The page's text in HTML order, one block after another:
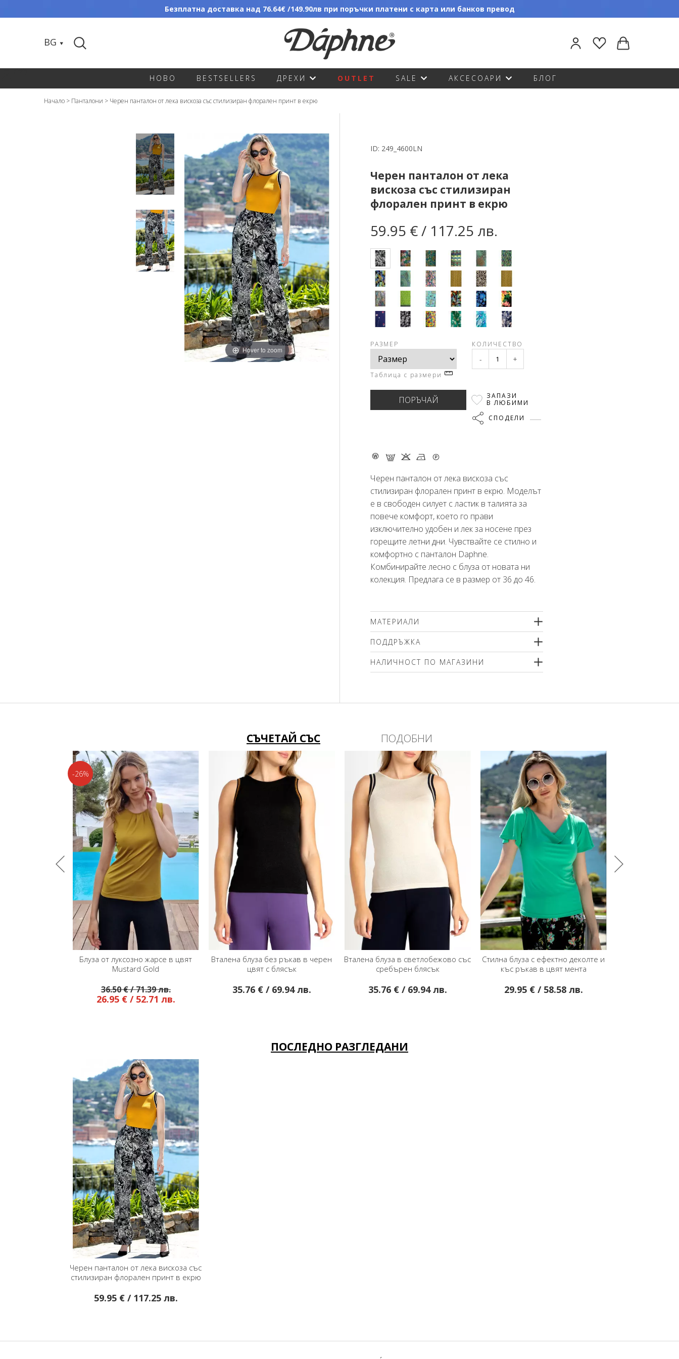
Безплатна доставка над 76.64€ /149.90лв при поръчки платени с карта или банков превод
BG
НОВО BESTSELLERS ДРЕХИ OUTLET SALE АКСЕСОАРИ БЛОГ
Начало > Панталони > Черен панталон от лека вискоза със стилизиран флорален принт в екрю
Hover to zoom
ID: 249_4600LN
Черен панталон от лека
вискоза със стилизиран
флорален принт в екрю
59.95 € / 117.25 лв.
РАЗМЕР
Таблица с размери
КОЛИЧЕСТВО
- +
ЗАПАЗИ
В ЛЮБИМИ
СПОДЕЛИ
- G K N Q
Черен панталон от лека вискоза със
стилизиран флорален принт в екрю. Моделът
е в свободен силует с ластик в талията за
повече комфорт, което го прави
изключително удобен и лек за носене през
горещите летни дни. Чувствайте се стилно и
комфортно с панталон Daphne.
Комбинирайте лесно с блуза от новата ни
колекция. Предлага се в размер от 36 до 46.
МАТЕРИАЛИ
ПОДДРЪЖКА
(max.30'С ). Използвайте меки перилни
препарати без избелващи компоненти или
само от вътрешната страна!
НАЛИЧНОСТ ПО МАГАЗИНИ
СЪЧЕТАЙ СЪС ПОДОБНИ
от луксозно жарсе в цвят
Вталена блуза без ръкав в черен
цвят с блясък
35.76 € / 69.94 лв.
Вталена блуза в светлобежово със
сребърен блясък
35.76 € / 69.94 лв.
Стилна блуза с ефектно деколте и
къс ръкав в цвят мента
29.95 € / 58.58 лв.
Блуза в свободен силует с кристали
Swarovski в цвят Summer Sand
39.95 € / 78.14 лв.
ПОСЛЕДНО РАЗГЛЕДАНИ
Черен панталон от лека вискоза със
стилизиран флорален принт в екрю
59.95 € / 117.25 лв.